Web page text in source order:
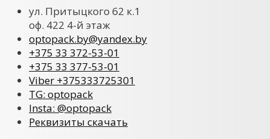
ул. Притыцкого 62 к.1
оф. 422 4-й этаж
optopack.by@yandex.by
+375 33 372-53-01
+375 33 377-53-01
Viber +375333725301
TG: optopack
Insta: @optopack
Реквизиты скачать